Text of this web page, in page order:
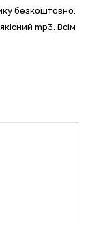
безкоштовно.
mp3. Всім